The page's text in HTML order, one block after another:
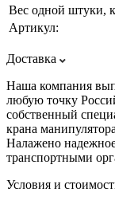
Вес одной штуки,
Артикул:
Доставка
Наша компания
любую точку
собственный
крана
Налажено
транспортными
Условия и